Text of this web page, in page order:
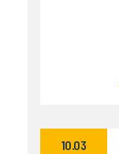
10.03